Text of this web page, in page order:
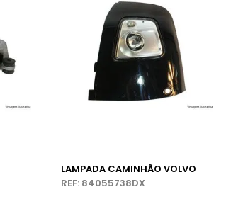
LAMPADA CAMINHÃO VOLVO
REF: 84055738DX